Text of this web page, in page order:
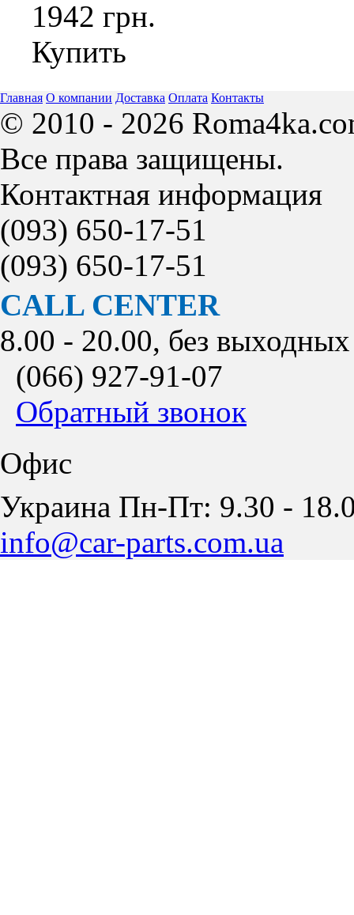
1942 грн.
Купить
Главная О компании Доставка Оплата Контакты
© 2010 - 2026
Все права защищены.
Контактная информация
(093) 650-17-51
(093) 650-17-51
CALL CENTER
8.00 - 20.00, без выходных
(066) 927-91-07
Обратный звонок
Офис
Украина Пн-Пт: 9.30 -
info@car-parts.com.ua